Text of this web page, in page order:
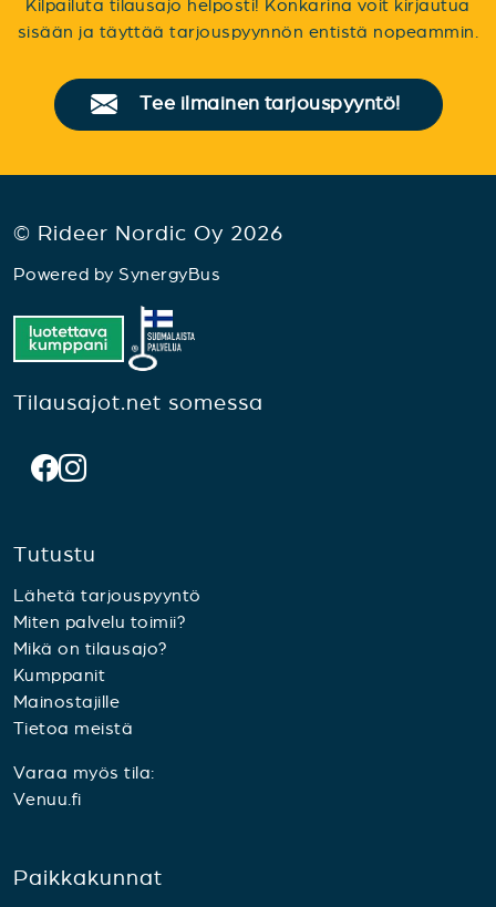
Kilpailuta tilausajo helposti! Konkarina voit kirjautua
sisään ja täyttää tarjouspyynnön entistä nopeammin.
Tee ilmainen tarjouspyyntö!
© Rideer Nordic Oy 2026
Powered by SynergyBus
Tilausajot.net somessa
Tutustu
Lähetä tarjouspyyntö
Miten palvelu toimii?
Mikä on tilausajo?
Kumppanit
Mainostajille
Tietoa meistä
Varaa myös tila:
Venuu.fi
Paikkakunnat